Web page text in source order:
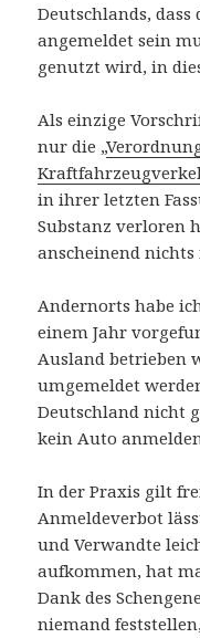
Deutschlands,
angemeldet sein
genutzt wird, in
Als einzige
nur die „
in ihrer letzten
Substanz verloren
anscheinend
Andernorts habe
einem Jahr
Ausland betrieben
umgemeldet
Deutschland nicht
kein Auto
In der Praxis gilt
Anmeldeverbot
und Verwandte
aufkommen, hat
Dank des
niemand